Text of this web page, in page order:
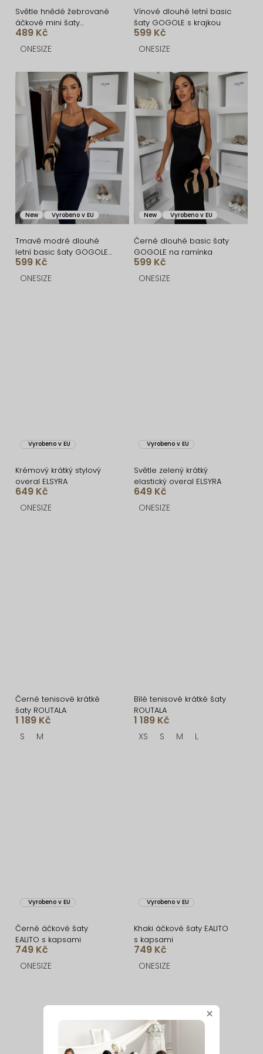
ů
u
k
ů
Světle hnědé žebrované
áčkové mini šaty
CASSYNE
489 Kč
ONESIZE
Vínové dlouhé letní basic
šaty GOGOLE s krajkou
599 Kč
ONESIZE
New Vyrobeno v EU
Tmavě modré dlouhé
letní basic šaty GOGOLE
s krajkou
599 Kč
ONESIZE
New Vyrobeno v EU
Černé dlouhé basic šaty
GOGOLE na ramínka
599 Kč
ONESIZE
Vyrobeno v EU
Krémový krátký stylový
overal ELSYRA
649 Kč
ONESIZE
Vyrobeno v EU
Světle zelený krátký
elastický overal ELSYRA
649 Kč
ONESIZE
Černé tenisové krátké
šaty ROUTALA
1 189 Kč
S M
Bílé tenisové krátké šaty
ROUTALA
1 189 Kč
XS S M L
Vyrobeno v EU
Černé áčkové šaty
EALITO s kapsami
749 Kč
ONESIZE
Vyrobeno v EU
Khaki áčkové šaty EALITO
s kapsami
749 Kč
ONESIZE
×